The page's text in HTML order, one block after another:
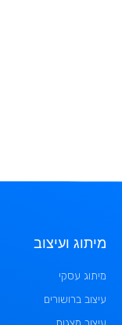
מיתוג ועיצוב
מיתוג עסקי
עיצוב ברושורים